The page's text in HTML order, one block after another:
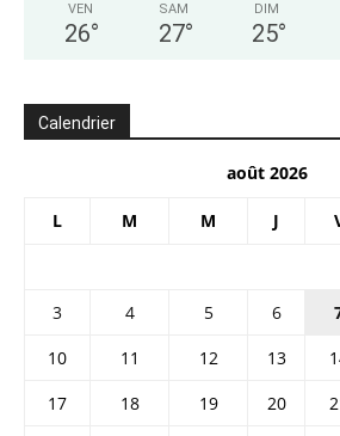
VEN
26°
SAM
27°
DIM
25°
Calendrier
août 2026
L M M J
3
4 5 6
10
11 12 13
17
18 19 20